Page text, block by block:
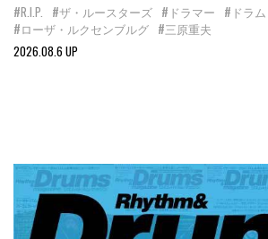
#R.I.P. #ザ・ルースターズ #ドラマー #ドラ
#ローザ・ルクセンブルグ #三原重夫
2026.08.6 UP